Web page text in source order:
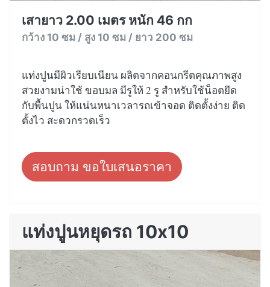
เสายาว 2.00 เมตร หนัก 46 กก
กว้าง 10 ซม / สูง 10 ซม / ยาว 200 ซม
แท่งปูนมีผิวเรียบเนียน ผลิตจากคอนกรีตคุณภาพสูง
สวยงามน่าใช้ ขอบมล มีรูให้ 2 รู สำหรับใช้น็อตยึด
กับพื้นปูน ให้แน่นหนาเวลารถเข้าจอด ติดตั้งง่าย ติด
ตั้งไว สะดวกรวดเร็ว
สอบถาม ขอใบเสนอราคา
แท่งปูนหยุดรถ 10x10